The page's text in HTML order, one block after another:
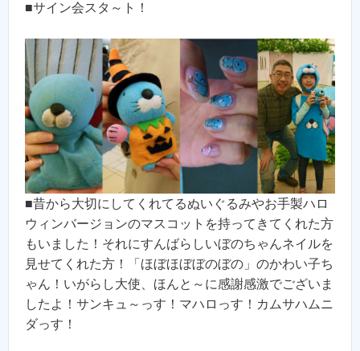
■サイン会スタ～ト！
■昔から大切にしてくれてるぬいぐるみやお手製ハロ
ウィンバージョンのマスコットを持ってきてくれた方
もいました！それにすんばらしいぼのちゃんネイルを
見せてくれた方！「ほぼほぼぼのぼの」のかわい子ち
ゃん！いがらし大使、ほんと～に感謝感激でございま
したよ！サンキュ～っす！マハロっす！カムサハムニ
ダっす！